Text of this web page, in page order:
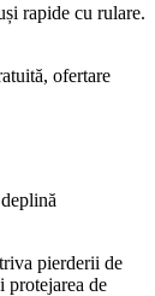
rapide cu rulare.
ofertare
pierderii de
protejarea de